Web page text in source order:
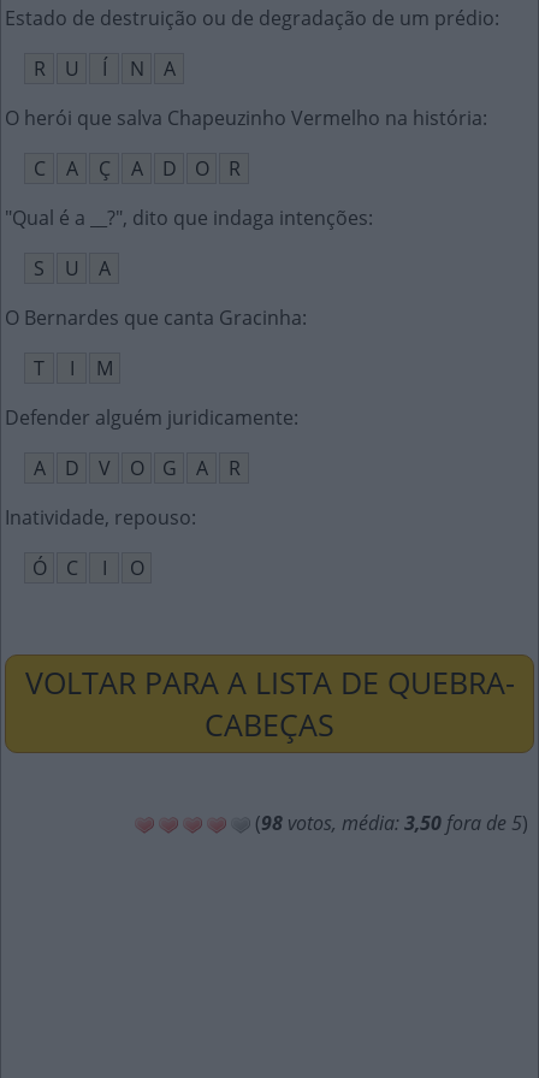
Estado de destruição ou de degradação de um prédio:
R
U Í N
A
O herói que salva Chapeuzinho Vermelho na história:
C
A Ç A D O
R
"Qual é a __?", dito que indaga intenções:
S
U
A
O Bernardes que canta Gracinha:
T
I
M
Defender alguém juridicamente:
A
D V O G A
R
Inatividade, repouso:
Ó
C I O
VOLTAR PARA A LISTA DE QUEBRA-
CABEÇAS
(98 votos, média: 3,50 fora de 5)